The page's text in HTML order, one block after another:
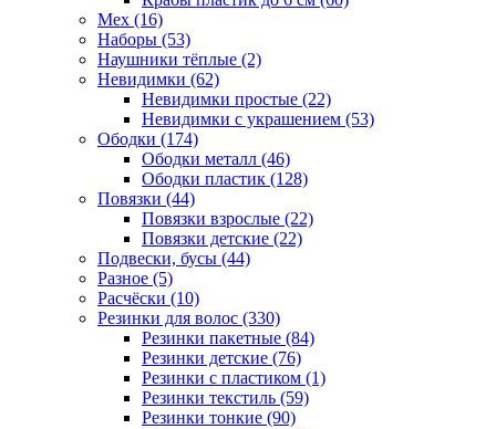
Мех (16)
Наборы (53)
Наушники тёплые (2)
Невидимки (62)
Невидимки простые (22)
Невидимки с украшением (53)
Ободки (174)
Ободки металл (46)
Ободки пластик (128)
Повязки (44)
Повязки взрослые (22)
Повязки детские (22)
Подвески, бусы (44)
Разное (5)
Расчёски (10)
Резинки для волос (330)
Резинки пакетные (84)
Резинки детские (76)
Резинки с пластиком (1)
Резинки текстиль (59)
Резинки тонкие (90)